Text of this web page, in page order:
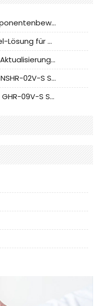
CNC Tech Inländische Kabelkomponentenbewertung und Massenproduktionsanpassungsanleitung
I-PEX-Hochfrequenz-Kabelbündel-Lösung für die heimische Produktion analysiert
CLIFF unter Bezugnahme auf die Aktualisierung der chinesischen Stecker-Testnormen
JST Stecker - bietet Original JST NSHR-02V-S Stecker und Ersatzteile an
JST-Stecker - Bietet Original JST GHR-09V-S Stecker und Ersatzteile an